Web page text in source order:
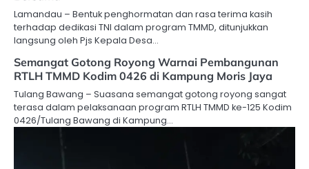
Lamandau – Bentuk penghormatan dan rasa terima kasih
terhadap dedikasi TNI dalam program TMMD, ditunjukkan
langsung oleh Pjs Kepala Desa…
Semangat Gotong Royong Warnai Pembangunan
RTLH TMMD Kodim 0426 di Kampung Moris Jaya
Tulang Bawang – Suasana semangat gotong royong sangat
terasa dalam pelaksanaan program RTLH TMMD ke-125 Kodim
0426/Tulang Bawang di Kampung…